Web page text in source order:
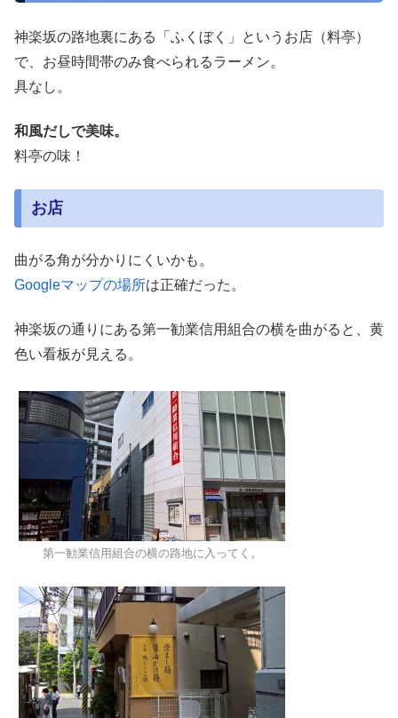
神楽坂の路地裏にある「ふくぼく」というお店（料亭）
で、お昼時間帯のみ食べられるラーメン。
具なし。
和風だしで美味。
料亭の味！
お店
曲がる角が分かりにくいかも。
Googleマップの場所は正確だった。
神楽坂の通りにある第一勧業信用組合の横を曲がると、黄
色い看板が見える。
第一勧業信用組合の横の路地に入ってく。